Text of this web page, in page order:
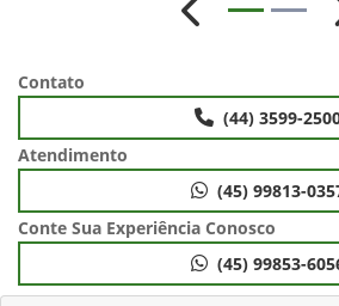
Anterior
Contato
(44) 3599-
Atendimento
(45) 99813-
Conte Sua Experiência Conosco
(45) 99853-